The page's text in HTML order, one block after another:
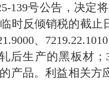
号公告，决定
时反倾销税的截
、
后生产的黑板材
的产品。利益相关